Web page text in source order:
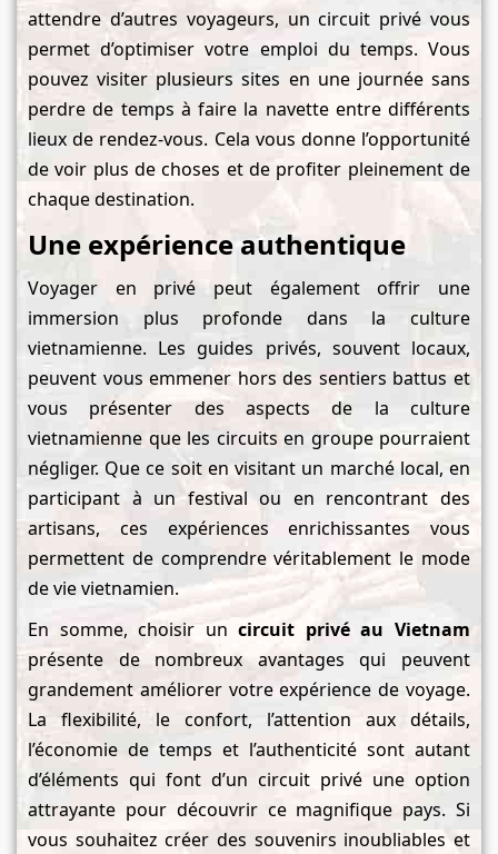
attendre d’autres voyageurs, un circuit privé vous
permet d’optimiser votre emploi du temps. Vous
pouvez visiter plusieurs sites en une journée sans
perdre de temps à faire la navette entre différents
lieux de rendez-vous. Cela vous donne l’opportunité
de voir plus de choses et de profiter pleinement de
chaque destination.
Une expérience authentique
Voyager en privé peut également offrir une
immersion plus profonde dans la culture
vietnamienne. Les guides privés, souvent locaux,
peuvent vous emmener hors des sentiers battus et
vous présenter des aspects de la culture
vietnamienne que les circuits en groupe pourraient
négliger. Que ce soit en visitant un marché local, en
participant à un festival ou en rencontrant des
artisans, ces expériences enrichissantes vous
permettent de comprendre véritablement le mode
de vie vietnamien.
En somme, choisir uncircuit privé au Vietnam
présente de nombreux avantages qui peuvent
grandement améliorer votre expérience de voyage.
La flexibilité, le confort, l’attention aux détails,
l’économie de temps et l’authenticité sont autant
d’éléments qui font d’un circuit privé une option
attrayante pour découvrir ce magnifique pays. Si
vous souhaitez créer des souvenirs inoubliables et